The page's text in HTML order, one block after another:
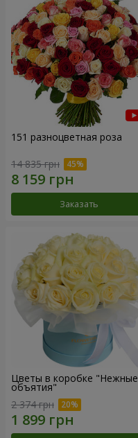
151 разноцветная роза
14 835 грн
Заказать
Цветы в коробке "Нежные
объятия"
2 374 грн